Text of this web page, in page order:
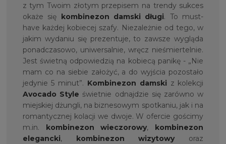
z tym Twoim złotym przepisem na trendy sukces
okaże się kombinezon damski długi. To must-
have każdej kobiecej szafy. Niezależnie od tego, w
jakim wydaniu się prezentuje, to zawsze wygląda
ponadczasowo, uniwersalnie, wręcz nieśmiertelnie.
Jest świetną odpowiedzią na kobiecą panikę - „Nie
mam co na siebie założyć, a do wyjścia pozostało
jedynie 5 minut”. Kombinezon damski z kolekcji
Avocado Style świetnie odnajdzie się zarówno w
miejskiej dżungli, na biznesowym spotkaniu, jak i na
romantycznej kolacji we dwoje. W ofercie gościmy
m.in. kombinezon wieczorowy, kombinezon
elegancki, kombinezon wizytowyoraz